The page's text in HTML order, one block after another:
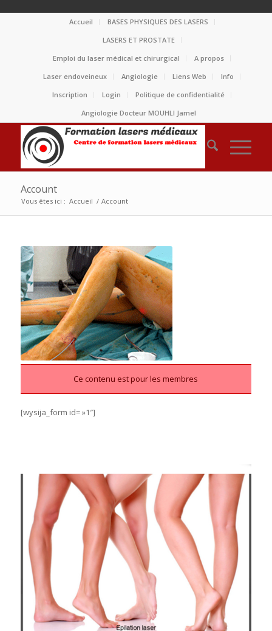
Accueil
BASES PHYSIQUES DES LASERS
LASERS ET PROSTATE
Emploi du laser médical et chirurgical
A propos
Laser endoveineux
Angiologie Liens Web
Info
Inscription
Login
Politique de confidentialité
Angiologie Docteur MOUHLI Jamel
Account
Vous êtes ici : Accueil / Account
Ce contenu est pour les membres
[wysija_form id= »1″]